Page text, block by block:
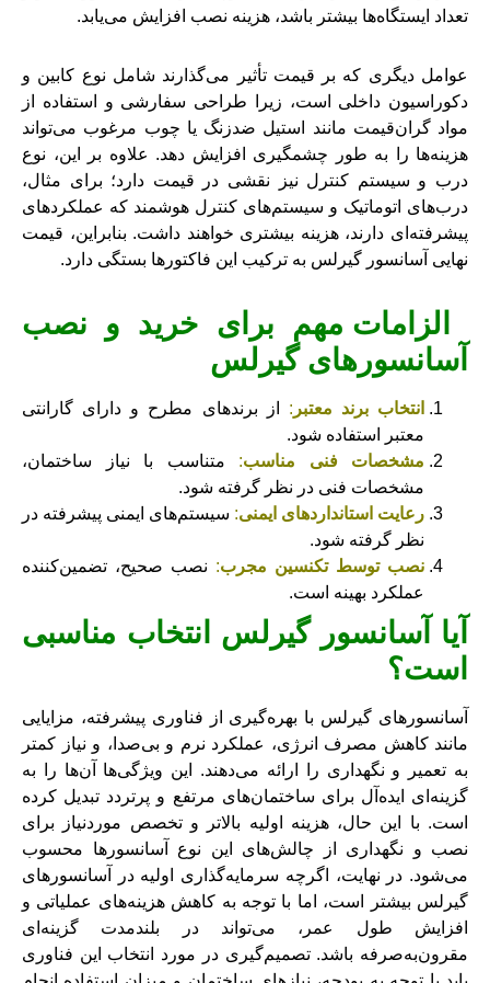
تعداد ایستگاه‌ها بیشتر باشد، هزینه نصب افزایش می‌یابد.
عوامل دیگری که بر قیمت تأثیر می‌گذارند شامل نوع کابین و
دکوراسیون داخلی است، زیرا طراحی سفارشی و استفاده از
مواد گران‌قیمت مانند استیل ضدزنگ یا چوب مرغوب می‌تواند
هزینه‌ها را به طور چشمگیری افزایش دهد. علاوه بر این، نوع
درب و سیستم کنترل نیز نقشی در قیمت دارد؛ برای مثال،
درب‌های اتوماتیک و سیستم‌های کنترل هوشمند که عملکردهای
پیشرفته‌ای دارند، هزینه بیشتری خواهند داشت. بنابراین، قیمت
نهایی آسانسور گیرلس به ترکیب این فاکتورها بستگی دارد.
الزامات مهم برای خرید و نصب
آسانسورهای گیرلس
انتخاب برند معتبر : از برندهای مطرح و دارای گارانتی
معتبر استفاده شود.
مشخصات فنی مناسب: متناسب با نیاز ساختمان،
مشخصات فنی در نظر گرفته شود.
رعایت استانداردهای ایمنی: سیستم‌های ایمنی پیشرفته در
نظر گرفته شود.
نصب توسط تکنسین مجرب: نصب صحیح، تضمین‌کننده
عملکرد بهینه است.
آیا آسانسور گیرلس انتخاب مناسبی
است؟
آسانسورهای گیرلس با بهره‌گیری از فناوری پیشرفته، مزایایی
مانند کاهش مصرف انرژی، عملکرد نرم و بی‌صدا، و نیاز کمتر
به تعمیر و نگهداری را ارائه می‌دهند. این ویژگی‌ها آن‌ها را به
گزینه‌ای ایده‌آل برای ساختمان‌های مرتفع و پرتردد تبدیل کرده
است. با این حال، هزینه اولیه بالاتر و تخصص موردنیاز برای
نصب و نگهداری از چالش‌های این نوع آسانسورها محسوب
می‌شود. در نهایت، اگرچه سرمایه‌گذاری اولیه در آسانسورهای
گیرلس بیشتر است، اما با توجه به کاهش هزینه‌های عملیاتی و
افزایش طول عمر، می‌تواند در بلندمدت گزینه‌ای
مقرون‌به‌صرفه باشد. تصمیم‌گیری در مورد انتخاب این فناوری